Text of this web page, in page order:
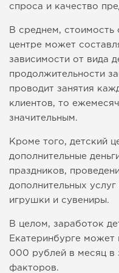
спроса и качество
В среднем, стоимость
центре может
зависимости от вида
продолжительности
проводит занятия
клиентов, то
значительным.
Кроме того, детский
дополнительные
праздников,
дополнительных
игрушки и сувениры.
В целом, заработок
Екатеринбурге
000 рублей в месяц в
факторов.